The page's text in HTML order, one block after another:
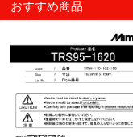
おすすめ商品